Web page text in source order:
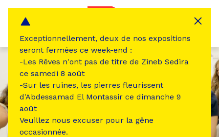
Exceptionnellement, deux de nos expositions
seront fermées ce week-end :
-Les Rêves n'ont pas de titre de Zineb Sedira
ce samedi 8 août
-Sur les ruines, les pierres fleurissent
d'Abdessamad El Montassir ce dimanche 9
août
Veuillez nous excuser pour la gêne
occasionnée.
Panneau de gestion des cookies